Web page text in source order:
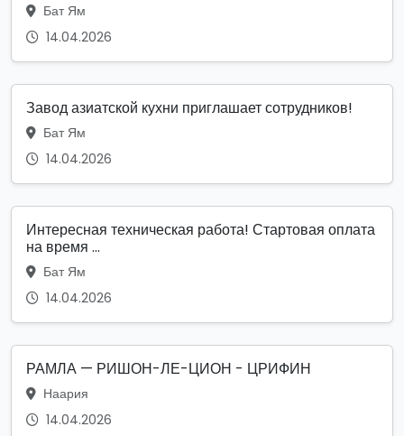
Бат Ям
14.04.2026
Завод азиатской кухни приглашает сотрудников!
Бат Ям
14.04.2026
Интересная техническая работа! Стартовая оплата
на время ...
Бат Ям
14.04.2026
РАМЛА — РИШОН-ЛЕ-ЦИОН - ЦРИФИН
Наария
14.04.2026